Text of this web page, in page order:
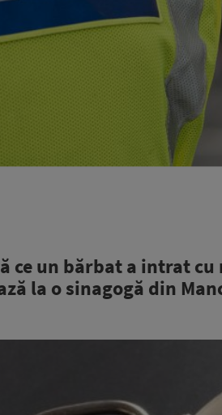
ce un bărbat a intrat
la o sinagogă din